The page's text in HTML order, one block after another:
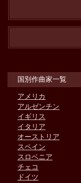
国別作曲家一覧
アメリカ
アルゼンチン
イギリス
イタリア
オーストリア
スペイン
スロベニア
チェコ
ドイツ